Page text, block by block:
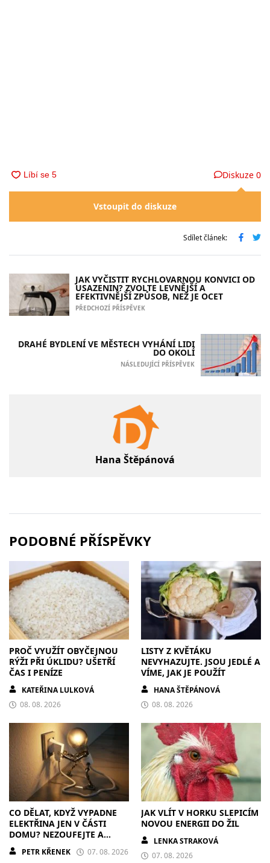
Diskuze 0
Vstoupit do diskuze
Sdílet článek:
JAK VYČISTIT RYCHLOVARNOU KONVICI OD
USAZENIN? ZVOLTE LEVNĚJŠÍ A
EFEKTIVNĚJŠÍ ZPŮSOB, NEŽ JE OCET
PŘEDCHOZÍ PŘÍSPĚVEK
DRAHÉ BYDLENÍ VE MĚSTECH VYHÁNÍ LIDI
DO OKOLÍ
NÁSLEDUJÍCÍ PŘÍSPĚVEK
Hana Štěpánová
PODOBNÉ PŘÍSPĚVKY
PROČ VYUŽÍT OBYČEJNOU
RÝŽI PŘI ÚKLIDU? UŠETŘÍ
ČAS I PENÍZE
KATEŘINA LULKOVÁ
08. 08. 2026
LISTY Z KVĚTÁKU
NEVYHAZUJTE. JSOU JEDLÉ A
VÍME, JAK JE POUŽÍT
HANA ŠTĚPÁNOVÁ
08. 08. 2026
CO DĚLAT, KDYŽ VYPADNE
ELEKTŘINA JEN V ČÁSTI
DOMU? NEZOUFEJTE A
POSTUPUJTE S CHLADNOU
HLAVOU
PETR KŘENEK 07. 08. 2026
JAK VLÍT V HORKU SLEPICÍM
NOVOU ENERGII DO ŽIL
LENKA STRAKOVÁ
07. 08. 2026